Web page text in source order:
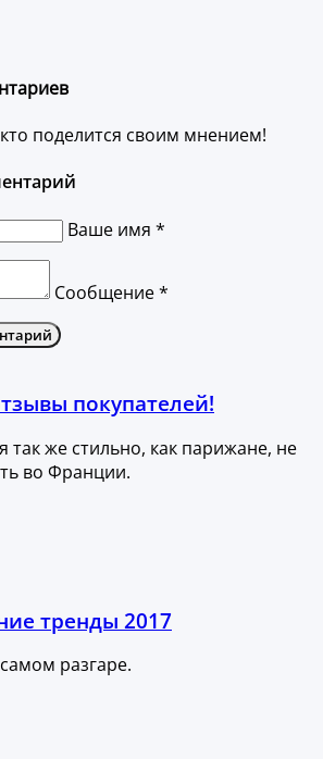
поделится своим мнением!
Ваше имя *
Сообщение *
покупателей!
так же стильно, как парижане, не
во Франции.
тренды 2017
разгаре.